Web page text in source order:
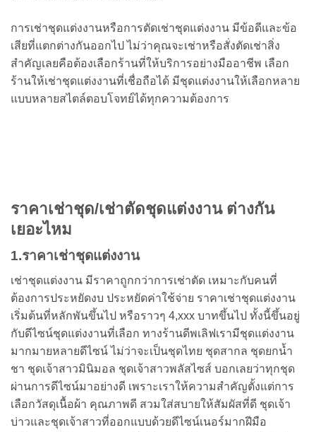
การเช่าชุดแต่งงานหรือการตัดเช่าชุดแต่งงาน มีข้อดีและข้อ
เสียที่แตกต่างกันออกไป ไม่ว่าคุณจะเช่าหรือสั่งตัดเช่าสิ่ง
สำคัญเลยคือต้องเลือกร้านที่ให้บริการอย่างมืออาชีพ เลือก
ร้านให้เช่าชุดแต่งงานที่เชื่อถือได้ มีชุดแต่งงานให้เลือกหลาย
แบบหลายสไตล์ตอบโจทย์ได้ทุกความต้องการ
ราคาเช่าชุด/เช่าตัดชุดแต่งงาน ต่างกัน
เยอะไหม
1.ราคาเช่าชุดแต่งงาน
เช่าชุดแต่งงาน มีราคาถูกกว่าการเช่าตัด เหมาะกับคนที่
ต้องการประหยัดงบ ประหยัดค่าใช้จ่าย ราคาเช่าชุดแต่งงาน
เริ่มต้นที่หลักพันขึ้นไป หรือราวๆ 4,xxx บาทขึ้นไป ทั้งนี้ขึ้นอยู่
กับดีไซน์ชุดแต่งงานที่เลือก ทางร้านดีพเลิฟเรามีชุดแต่งงาน
มากมายหลายดีไซน์ ไม่ว่าจะเป็นชุดไทย ชุดสากล ชุดยกน้ำ
ชา ชุดเจ้าสาวมินิมอล ชุดเจ้าสาวพลัสไซส์ บอกเลยว่าทุกชุด
ผ่านการดีไซน์มาอย่างดี เพราะเราให้ความสำคัญตั้งแต่การ
เลือกวัสดุเนื้อผ้า คุณภาพดี สวมใส่สบายให้สัมผัสที่ดี ชุดเจ้า
บ่าวและชุดเจ้าสาวที่ออกแบบด้วยดีไซน์เนอร์มากฝีมือ